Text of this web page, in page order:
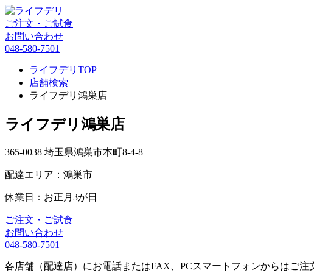
ご注文・ご試食
お問い合わせ
048-580-7501
ライフデリTOP
店舗検索
ライフデリ鴻巣店
ライフデリ鴻巣店
365-0038 埼玉県鴻巣市本町8-4-8
配達エリア：鴻巣市
休業日：お正月3が日
ご注文・ご試食
お問い合わせ
048-580-7501
各店舗（配達店）にお電話またはFAX、PCスマートフォンからはご